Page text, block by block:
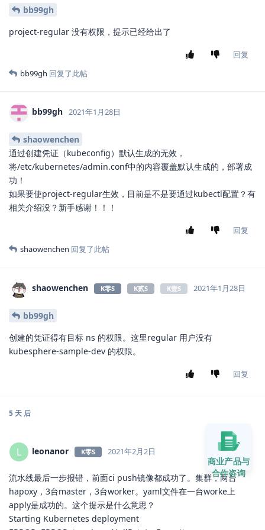
bb99gh
project-regular 没有权限，提示已经给出了
回复
bb99gh 回复了此帖
bb99gh 2021年1月28日
shaowenchen
通过创建凭证（kubeconfig）默认生成的无效，
将/etc/kubernetes/admin.conf中的内容覆盖默认生成的，部署成
功！
如果要使project-regular生效，目前是不是要通过kubectl配置？有
相关介绍没？新手感谢！！！
回复
shaowenchen 回复了此帖
shaowenchen K零S K贰S K壹S 2021年1月28日
bb99gh
创建的凭证得有目标 ns 的权限。这里regular 用户没有
kubesphere-sample-dev 的权限。
回复
5 天 后
L leonanor K零S 2021年2月2日
流水线最后一步报错，前面ci push镜像都成功了。集群，两台
hapoxy，3台master，3台worker。yaml文件在一台worke上
apply是成功的。这个提示是什么意思？
Starting Kubernetes deployment
商业产品与
合作咨询